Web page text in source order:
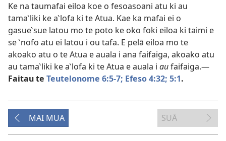
Ke na taumafai eiloa koe o fesoasoani atu ki au
tama‵liki ke a‵lofa ki te Atua. Kae ka mafai ei o
gasue‵sue latou mo te poto ke oko foki eiloa ki taimi e
se ‵nofo atu ei latou i ou tafa. E pelā eiloa mo te
akoako atu o te Atua e auala i ana faifaiga, akoako atu
au tama‵liki ke a‵lofa ki te Atua e auala i aufaifaiga.—
Faitaute Teutelonome 6:5-7; Efeso 4:32; 5:1.
MAI MUA SUĀ